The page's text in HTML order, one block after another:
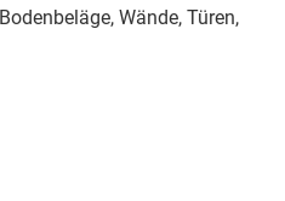
Wände, Türen,